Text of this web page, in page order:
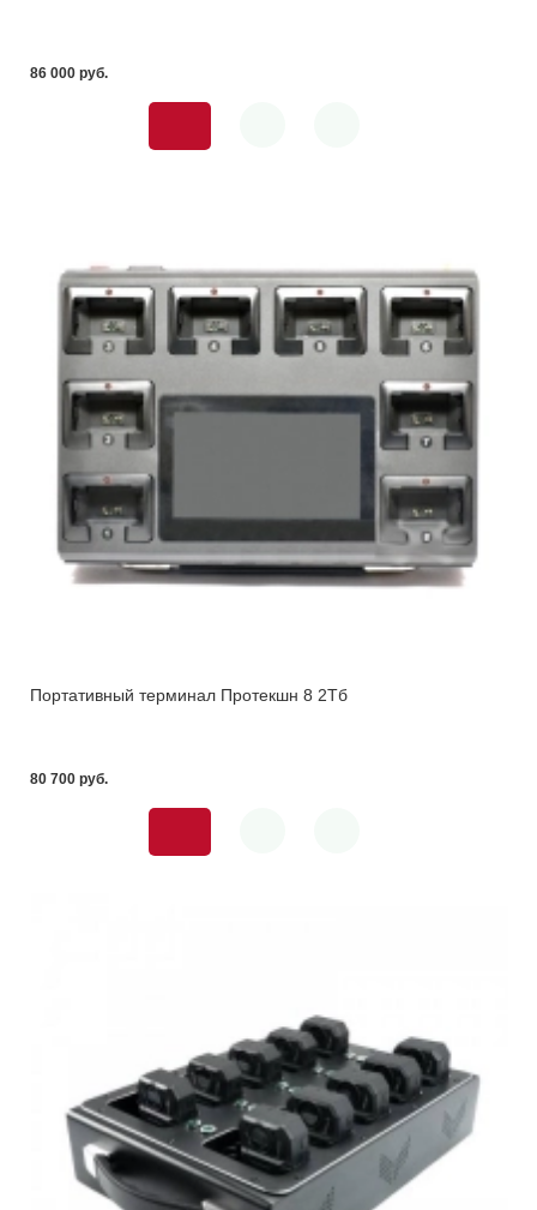
86 000 pуб.
Портативный терминал Протекшн 8 2Тб
80 700 pуб.